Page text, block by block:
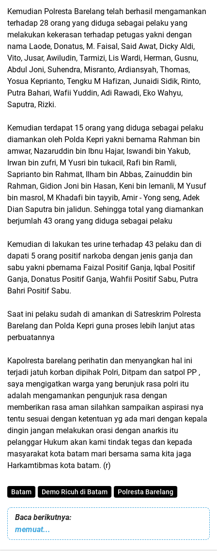
Kemudian Polresta Barelang telah berhasil mengamankan
terhadap 28 orang yang diduga sebagai pelaku yang
melakukan kekerasan terhadap petugas yakni dengan
nama Laode, Donatus, M. Faisal, Said Awat, Dicky Aldi,
Vito, Jusar, Awiludin, Tarmizi, Lis Wardi, Herman, Gusnu,
Abdul Joni, Suhendra, Misranto, Ardiansyah, Thomas,
Yosua Keprianto, Tengku M Hafizan, Junaidi Sidik, Rinto,
Putra Bahari, Wafii Yuddin, Adi Rawadi, Eko Wahyu,
Saputra, Rizki.
Kemudian terdapat 15 orang yang diduga sebagai pelaku
diamankan oleh Polda Kepri yakni bernama Rahman bin
amwar, Nazaruddin bin Ibnu Hajar, Iswandi bin Yakub,
Irwan bin zufri, M Yusri bin tukacil, Rafi bin Ramli,
Saprianto bin Rahmat, Ilham bin Abbas, Zainuddin bin
Rahman, Gidion Joni bin Hasan, Keni bin lemanli, M Yusuf
bin masrol, M Khadafi bin tayyib, Amir - Yong seng, Adek
Dian Saputra bin jalidun. Sehingga total yang diamankan
berjumlah 43 orang yang diduga sebagai pelaku
Kemudian di lakukan tes urine terhadap 43 pelaku dan di
dapati 5 orang positif narkoba dengan jenis ganja dan
sabu yakni pbernama Faizal Positif Ganja, Iqbal Positif
Ganja, Donatus Positif Ganja, Wahfii Positif Sabu, Putra
Bahri Positif Sabu.
Saat ini pelaku sudah di amankan di Satreskrim Polresta
Barelang dan Polda Kepri guna proses lebih lanjut atas
perbuatannya
Kapolresta barelang perihatin dan menyangkan hal ini
terjadi jatuh korban dipihak Polri, Ditpam dan satpol PP ,
saya mengigatkan warga yang berunjuk rasa polri itu
adalah mengamankan pengunjuk rasa dengan
memberikan rasa aman silahkan sampaikan aspirasi nya
tentu sesuai dengan ketentuan yg ada mari dengan kepala
dingin jangan melakukan orasi dengan anarkis itu
pelanggar Hukum akan kami tindak tegas dan kepada
masyarakat kota batam mari bersama sama kita jaga
Harkamtibmas kota batam. (r)
Batam Demo Ricuh di Batam Polresta Barelang
Baca berikutnya:
memuat...